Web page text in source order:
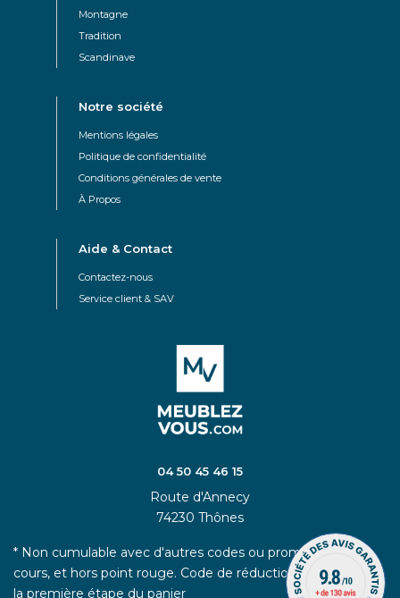
Montagne
Tradition
Scandinave
Notre société
Mentions légales
Politique de confidentialité
Conditions générales de vente
À Propos
Aide & Contact
Contactez-nous
Service client & SAV
04 50 45 46 15
Route d'Annecy
74230 Thônes
* Non cumulable avec d'autres codes ou promotions en
cours, et hors point rouge. Code de réduction à appliquer à
la première étape du panier